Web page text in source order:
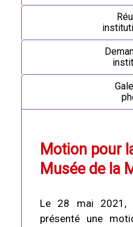
Motion pour
Musée de la
Le 28 mai 2021,
présenté une